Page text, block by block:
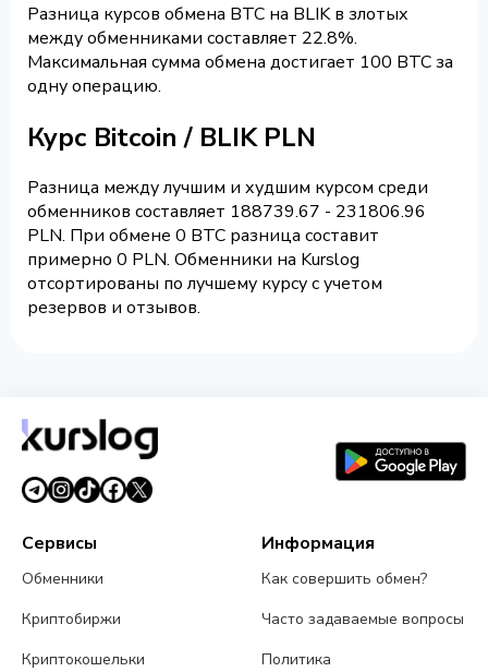
Разница курсов обмена BTC на BLIK в злотых
между обменниками составляет 22.8%.
Максимальная сумма обмена достигает 100 BTC за
одну операцию.
Курс Bitcoin / BLIK PLN
Разница между лучшим и худшим курсом среди
обменников составляет 188739.67 - 231806.96
PLN. При обмене 0 BTC разница составит
примерно 0 PLN. Обменники на Kurslog
отсортированы по лучшему курсу с учетом
резервов и отзывов.
Сервисы
Обменники
Криптобиржи
Криптокошельки
Информация
Как совершить обмен?
Часто задаваемые вопросы
Политика